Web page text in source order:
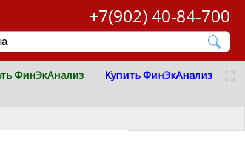
+7(902) 40-84-700
ФинЭкАнализ Купить ФинЭкАнализ